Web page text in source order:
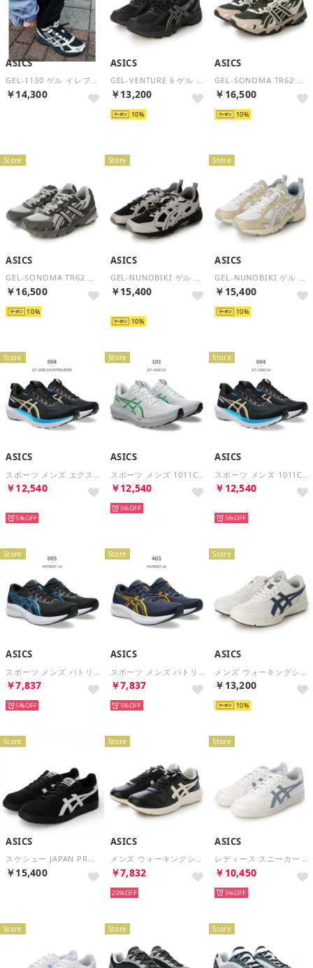
ASICS
GEL-1130 ゲル イレブンサーティー 1203A609 （ブラック×ホワイト）
￥14,300
ASICS
GEL-VENTURE 6 ゲル ベンチャー 1203A297 （ブラック）
￥13,200
10
ASICS
GEL-SONOMA TR62 ゲル ソノマ 1203A734 （グリーン）
￥16,500
10
Store
ASICS
GEL-SONOMA TR62 ゲル ソノマ 1203A734 （グレー）
￥16,500
10
Store
ASICS
GEL-NUNOBIKI ゲル ヌノビキ 1203A536 （ブラック×グレー）
￥15,400
10
Store
ASICS
GEL-NUNOBIKI ゲル ヌノビキ 1203A536 （アイボリー）
￥15,400
10
Store
ASICS
￥12,540
5%
Store
ASICS
￥12,540
5%
Store
ASICS
￥12,540
5%
Store
ASICS
￥7,837
5%
Store
ASICS
￥7,837
5%
Store
ASICS
￥13,200
10
Store
ASICS
スケシュー JAPAN PRO ジャパンプロ 1201A920 （ブラック×ホワイト）
￥15,400
Store
ASICS
メンズ ウォーキングシューズ アシックスゲルファンウォーカー GEL-FUNWALKER1291A065 1291A065 （ブラック）
￥7,832
20%
Store
ASICS
レディース スニーカー JAPAN S 1202A118 （ブルー）
￥10,450
5%
Store Store Store